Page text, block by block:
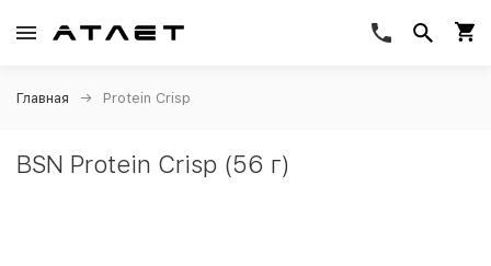
Главная Protein Crisp
BSN Protein Crisp (56 г)